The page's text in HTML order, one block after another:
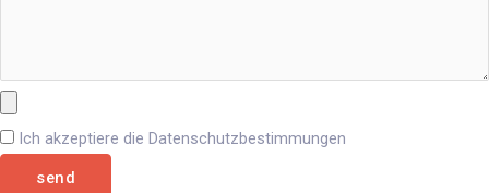
Ich akzeptiere die Datenschutzbestimmungen
send